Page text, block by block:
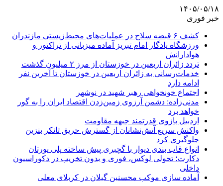
۱۴۰۵/۰۵/۱۸
خبر فوری
کشف ۶ قبضه سلاح در عملیات‌های محیط‌زیستی مازندران
ورزشگاه یادگار امام تبریز آماده میزبانی از تراکتور و
هوادارانش
تردد زائران اربعین در خوزستان از مرز ۲ میلیون گذشت
خدمات‌رسانی به زائران اربعین در خوزستان تا آخرین نفر
ادامه دارد
اجتماع خونخواهی رهبر شهید در نوشهر
مدنی‌زاده: دشمن آرزوی زمین‌زدن اقتصاد ایران را به گور
خواهد برد
اردبیل بازوی قدرتمند جبهه مقاومت
واکنش سریع آتش‌نشانان از گسترش حریق تانکر بنزین
جلوگیری کرد
انواع قاب بندی دیوار با گچبری پیش ساخته پلی یورتان
دکارت؛ تحولی لوکس، فوری و بدون تخریب در دکوراسیون
داخلی
آماده سازی موکب محسنین گیلان در کربلای معلی